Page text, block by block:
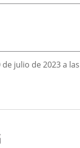
externa.
julio de 2023 a las